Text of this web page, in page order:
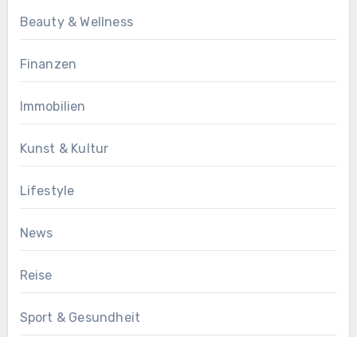
Beauty & Wellness
Finanzen
Immobilien
Kunst & Kultur
Lifestyle
News
Reise
Sport & Gesundheit